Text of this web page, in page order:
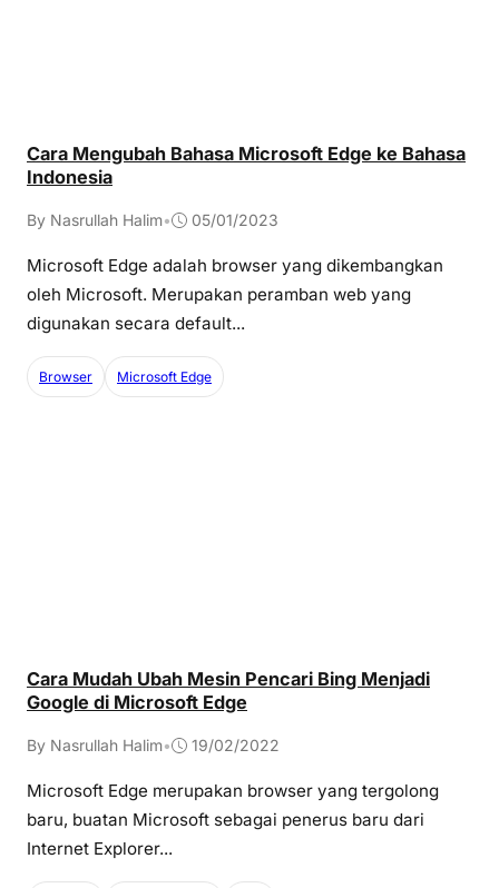
Cara Mengubah Bahasa Microsoft Edge ke Bahasa
Indonesia
By Nasrullah Halim• 05/01/2023
Microsoft Edge adalah browser yang dikembangkan
oleh Microsoft. Merupakan peramban web yang
digunakan secara default...
Browser Microsoft Edge
Cara Mudah Ubah Mesin Pencari Bing Menjadi
Google di Microsoft Edge
By Nasrullah Halim• 19/02/2022
Microsoft Edge merupakan browser yang tergolong
baru, buatan Microsoft sebagai penerus baru dari
Internet Explorer...